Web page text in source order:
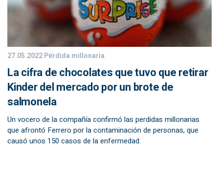
27.05.2022Pérdida millonaria
La cifra de chocolates que tuvo que retirar
Kinder del mercado por un brote de
salmonela
Un vocero de la compañía confirmó las perdidas millonarias
que afrontó Ferrero por la contaminación de personas, que
causó unos 150 casos de la enfermedad.